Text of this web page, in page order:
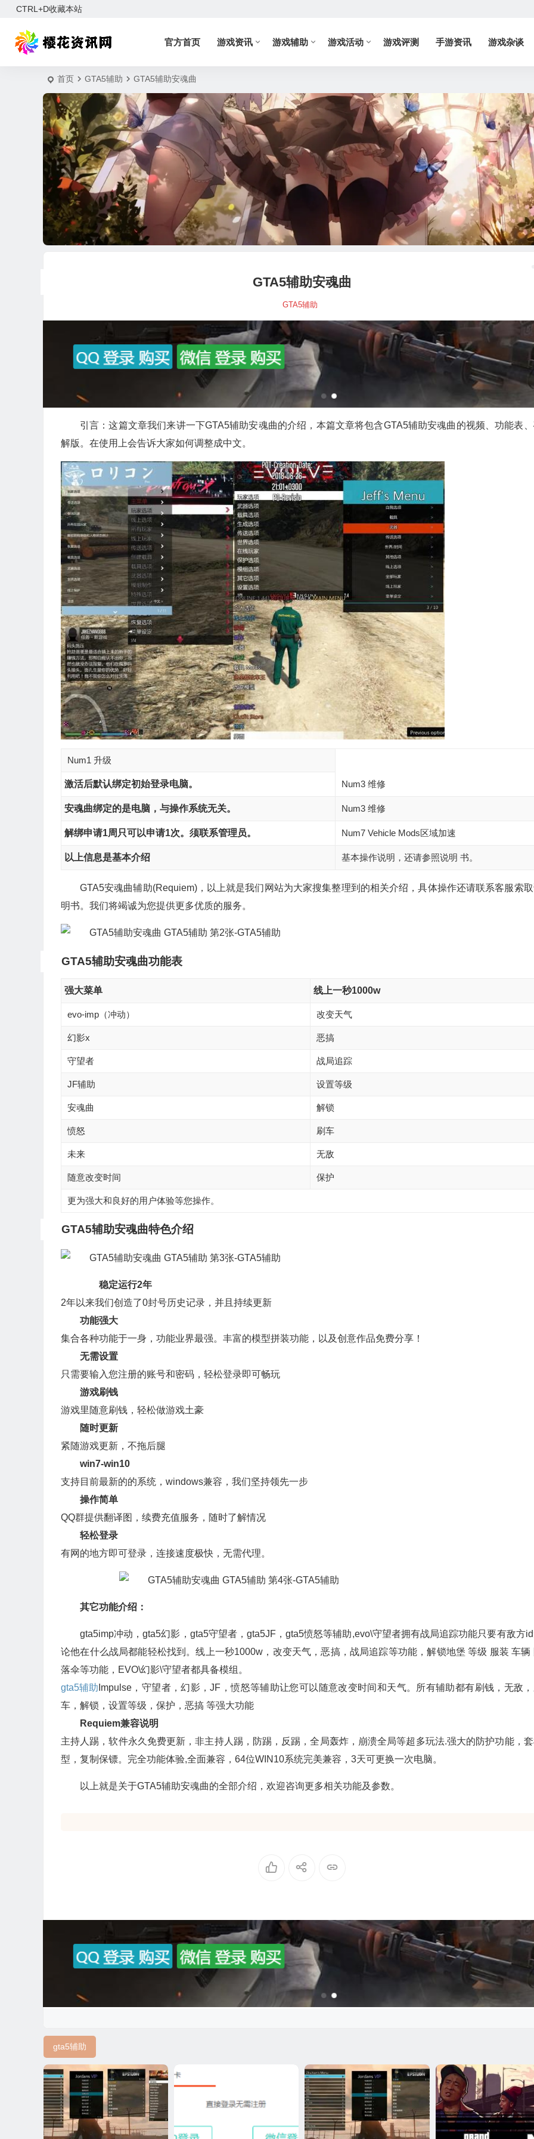
CTRL+D收藏本站
官方首页 游戏资讯 游戏辅助 游戏活动 游戏评测 手游资讯 游戏杂谈
首页 GTA5辅助 GTA5辅助安魂曲
GTA5辅助安魂曲
GTA5辅助
引言：这篇文章我们来讲一下GTA5辅助安魂曲的介绍，本篇文章将包含GTA5辅助安魂曲的视频、功能表
解版。在使用上会告诉大家如何调整成中文。
Num1 升级
激活后默认绑定初始登录电脑。 Num3 维修
安魂曲绑定的是电脑，与操作系统无关。 Num3 维修
解绑申请1周只可以申请1次。须联系管理员。 Num7 Vehicle Mods区域加速
以上信息是基本介绍 基本操作说明，还请参照说明 书。
GTA5安魂曲辅助(Requiem)，以上就是我们网站为大家搜集整理到的相关介绍，具体操作还请联系客服索
明书。我们将竭诚为您提供更多优质的服务。
GTA5辅助安魂曲功能表
强大菜单 线上一秒1000w
evo-imp（冲动） 改变天气
幻影x 恶搞
守望者 战局追踪
JF辅助 设置等级
安魂曲 解锁
愤怒 刷车
未来 无敌
随意改变时间 保护
更为强大和良好的用户体验等您操作。
GTA5辅助安魂曲特色介绍
稳定运行2年
2年以来我们创造了0封号历史记录，并且持续更新
功能强大
集合各种功能于一身，功能业界最强。丰富的模型拼装功能，以及创意作品免费分享！
无需设置
只需要输入您注册的账号和密码，轻松登录即可畅玩
游戏刷钱
游戏里随意刷钱，轻松做游戏土豪
随时更新
紧随游戏更新，不拖后腿
win7-win10
支持目前最新的的系统，windows兼容，我们坚持领先一步
操作简单
QQ群提供翻译图，续费充值服务，随时了解情况
轻松登录
有网的地方即可登录，连接速度极快，无需代理。
其它功能介绍：
gta5imp冲动，gta5幻影，gta5守望者，gta5JF，gta5愤怒等辅助,evo\守望者拥有战局追踪功能只要有敌方
论他在什么战局都能轻松找到。线上一秒1000w，改变天气，恶搞，战局追踪等功能，解锁地堡 等级 服装 车辆
落伞等功能，EVO\幻影\守望者都具备模组。
gta5辅助 Impulse，守望者，幻影，JF，愤怒等辅助让您可以随意改变时间和天气。所有辅助都有刷钱，无敌
车，解锁，设置等级，保护，恶搞 等强大功能
Requiem兼容说明
主持人踢，软件永久免费更新，非主持人踢，防踢，反踢，全局轰炸，崩溃全局等超多玩法.强大的防护功能，
型，复制保镖。完全功能体验,全面兼容，64位WIN10系统完美兼容，3天可更换一次电脑。
以上就是关于GTA5辅助安魂曲的全部介绍，欢迎咨询更多相关功能及参数。
gta5辅助